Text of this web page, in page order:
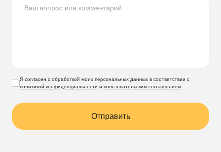
Я согласен с обработкой моих персональных данных в соответствии с
политикой конфиденциальности и пользовательским соглашением
Отправить